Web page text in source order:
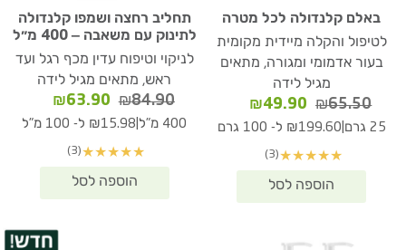
באלם קלנדולה לכל מטרה
לטיפול והקלה מיידית מקומית
בעור אדמומי ומגורה, מתאים
מגיל לידה
₪65.50
המחיר
המקורי
₪65.50.
₪49.90
המחיר
הנוכחי
25 גרם ₪199.60 ל- 100 גרם
★
★
★
★
★
(3)
תחליב רחצה ושמפו קלנדולה
לתינוק עם משאבה – 400 מ״ל
לניקוי וטיפוח עדין מכף רגל ועד
ראש, מתאים מגיל לידה
₪84.90
המחיר
המקורי
₪84.90.
₪63.90
הנוכחי
400 מ"ל ₪15.98 ל- 100 מ"ל
★
★
★
★
★
(3)